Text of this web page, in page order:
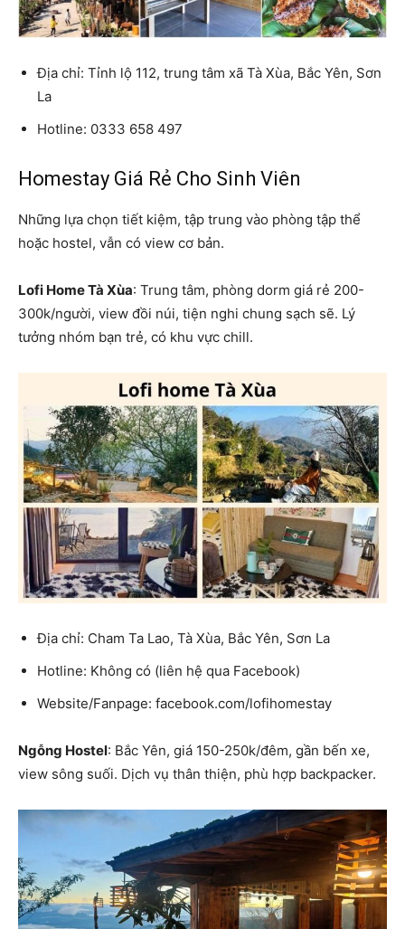
Địa chỉ: Tỉnh lộ 112, trung tâm xã Tà Xùa, Bắc Yên, Sơn
La
Hotline: 0333 658 497
Homestay Giá Rẻ Cho Sinh Viên
Những lựa chọn tiết kiệm, tập trung vào phòng tập thể
hoặc hostel, vẫn có view cơ bản.
Lofi Home Tà Xùa: Trung tâm, phòng dorm giá rẻ 200-
300k/người, view đồi núi, tiện nghi chung sạch sẽ. Lý
tưởng nhóm bạn trẻ, có khu vực chill.
Địa chỉ: Cham Ta Lao, Tà Xùa, Bắc Yên, Sơn La
Hotline: Không có (liên hệ qua Facebook)
Website/Fanpage: facebook.com/lofihomestay
Ngỗng Hostel: Bắc Yên, giá 150-250k/đêm, gần bến xe,
view sông suối. Dịch vụ thân thiện, phù hợp backpacker.